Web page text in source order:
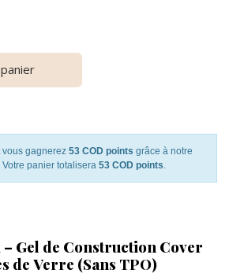
vous gagnerez 53 COD points grâce à notre
panier totalisera 53 COD points.
Gel de Construction Cover
de Verre (Sans TPO)